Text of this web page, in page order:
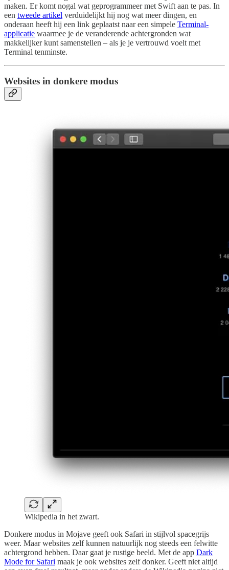
maken. Er komt nogal wat geprogrammeer met Swift aan te pas. In
een tweede artikel verduidelijkt hij nog wat meer dingen, en
onderaan heeft hij een link geplaatst naar een simpele Terminal-
applicatie waarmee je de veranderende achtergronden wat
makkelijker kunt samenstellen – als je je vertrouwd voelt met
Terminal tenminste.
Websites in donkere modus
Wikipedia in het zwart.
Donkere modus in Mojave geeft ook Safari in stijlvol spacegrijs
weer. Maar websites zelf kunnen natuurlijk nog steeds een felwitte
achtergrond hebben. Daar gaat je rustige beeld. Met de app Dark
Mode for Safari maak je ook websites zelf donker. Geeft niet altijd